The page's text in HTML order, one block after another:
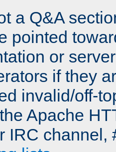
a Q&A
pointed
or
if they
invalid/off-
Apache
IRC channel,